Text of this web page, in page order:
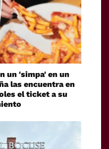
un 'simpa' en un
las encuentra en
el ticket a su